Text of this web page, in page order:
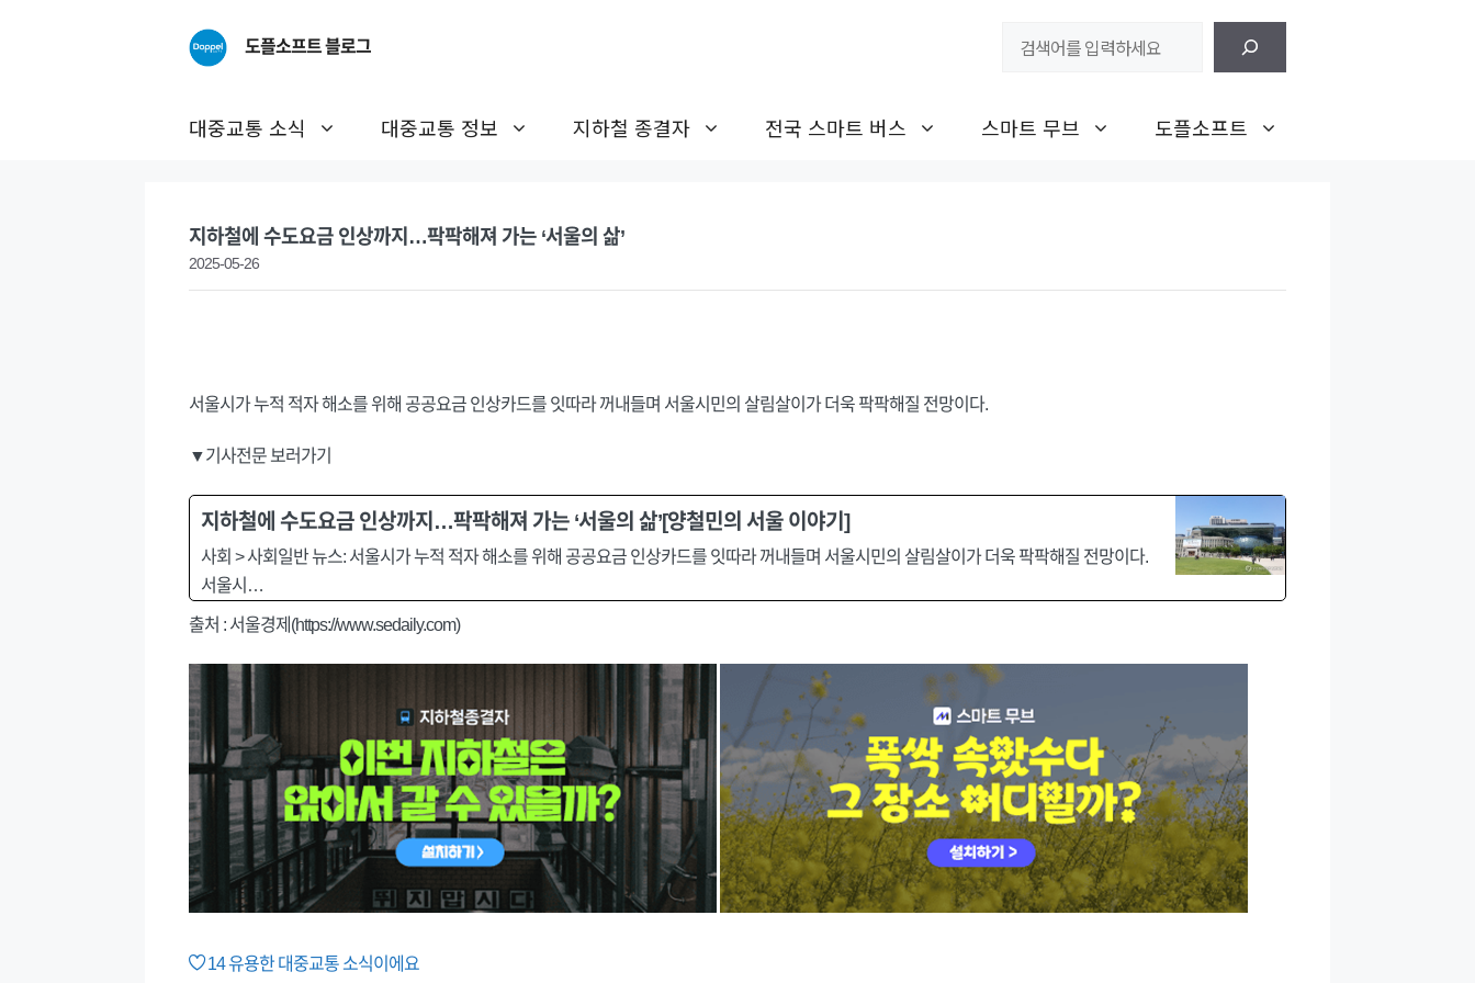
도플소프트 블로그
대중교통 소식 대중교통 정보 지하철 종결자 전국 스마트 버스 스마트 무브 도플소프트
지하철에 수도요금 인상까지…팍팍해져 가는 ‘서울의 삶’
2025-05-26
서울시가 누적 적자 해소를 위해 공공요금 인상카드를 잇따라 꺼내들며 서울시민의 살림살이가 더욱 팍팍해질 전망이다.
▼기사전문 보러가기
지하철에 수도요금 인상까지…팍팍해져 가는 ‘서울의 삶’[양철민의 서울 이야기]
사회 > 사회일반 뉴스: 서울시가 누적 적자 해소를 위해 공공요금 인상카드를 잇따라 꺼내들며 서울시민의 살림살이가 더욱 팍팍해질 전망이다.
서울시…
출처 : 서울경제(https://www.sedaily.com)
14유용한 대중교통 소식이에요